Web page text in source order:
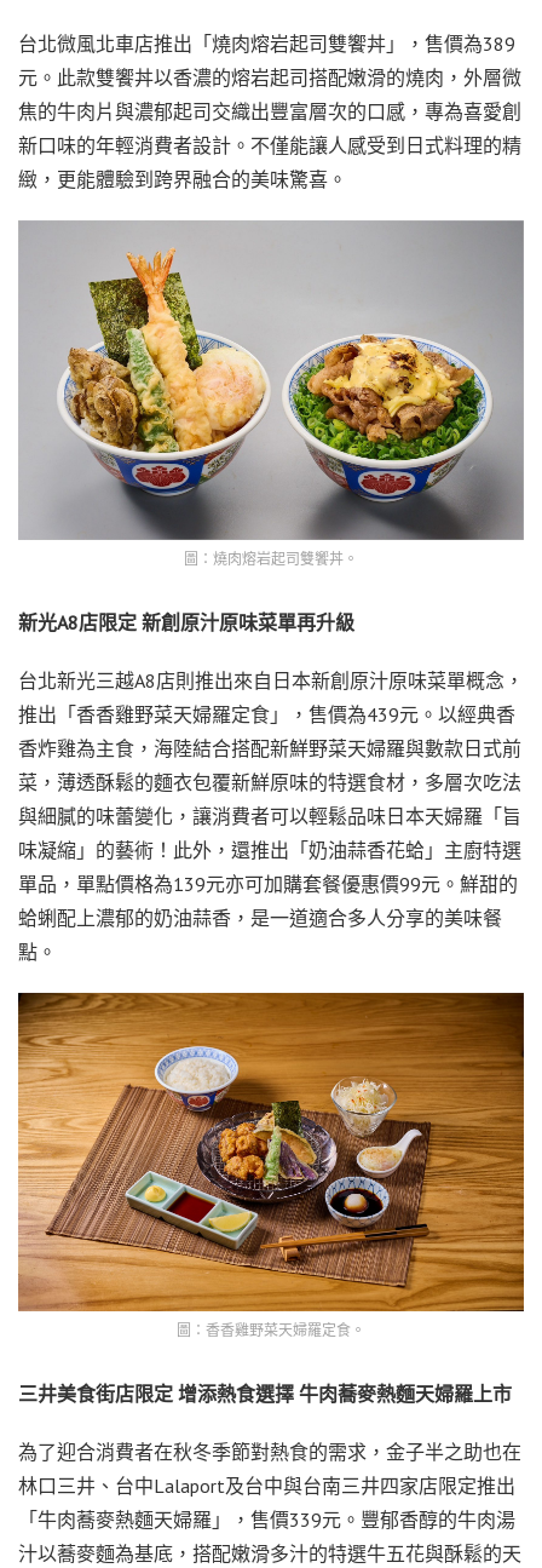
台北微風北車店推出「燒肉熔岩起司雙饗丼」，售價為389
元。此款雙饗丼以香濃的熔岩起司搭配嫩滑的燒肉，外層微
焦的牛肉片與濃郁起司交織出豐富層次的口感，專為喜愛創
新口味的年輕消費者設計。不僅能讓人感受到日式料理的精
緻，更能體驗到跨界融合的美味驚喜。
圖：燒肉熔岩起司雙饗丼。
新光A8店限定 新創原汁原味菜單再升級
台北新光三越A8店則推出來自日本新創原汁原味菜單概念，
推出「香香雞野菜天婦羅定食」，售價為439元。以經典香
香炸雞為主食，海陸結合搭配新鮮野菜天婦羅與數款日式前
菜，薄透酥鬆的麵衣包覆新鮮原味的特選食材，多層次吃法
與細膩的味蕾變化，讓消費者可以輕鬆品味日本天婦羅「旨
味凝縮」的藝術！此外，還推出「奶油蒜香花蛤」主廚特選
單品，單點價格為139元亦可加購套餐優惠價99元。鮮甜的
蛤蜊配上濃郁的奶油蒜香，是一道適合多人分享的美味餐
點。
圖：香香雞野菜天婦羅定食。
三井美食街店限定 增添熱食選擇 牛肉蕎麥熱麵天婦羅上市
為了迎合消費者在秋冬季節對熱食的需求，金子半之助也在
林口三井、台中Lalaport及台中與台南三井四家店限定推出
「牛肉蕎麥熱麵天婦羅」，售價339元。豐郁香醇的牛肉湯
汁以蕎麥麵為基底，搭配嫩滑多汁的特選牛五花與酥鬆的天